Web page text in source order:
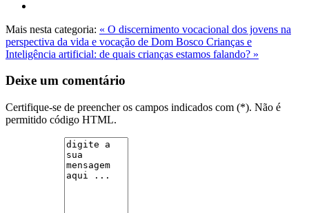
Mais nesta categoria: « O discernimento vocacional dos jovens na
perspectiva da vida e vocação de Dom Bosco Crianças e
Inteligência artificial: de quais crianças estamos falando? »
Deixe um comentário
Certifique-se de preencher os campos indicados com (*). Não é
permitido código HTML.